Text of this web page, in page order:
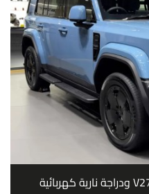
معرض بكين 2026: iCAR V23 وV27 ودراجة نارية كهربائية